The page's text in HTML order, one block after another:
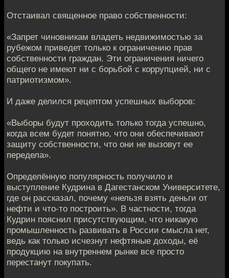
Отстаивал священное право собственности:
«Запрет чиновникам владеть недвижимостью за
рубежом приведет только к ограничению прав
собственности граждан. Эти ограничения ничего
общего не имеют ни с борьбой с коррупцией, ни с
патриотизмом».
И даже делился рецептом успешных выборов:
«Выборы будут проходить только тогда успешно,
когда всем будет понятно, что они обеспечивают
защиту собственности, что они не вызовут ее
передела».
Определённую популярность получило и
выступление Кудрина в Дагестанском Университете,
где он рассказал, почему «нельзя взять деньги от
нефти и что-то построить». В частности, тогда
Кудрин пояснил присутствующим, что никакую
промышленность развивать в России смысла нет,
ведь как только исчезнут нефтяные доходы, её
продукцию на внутреннем рынке все просто
перестанут покупать.